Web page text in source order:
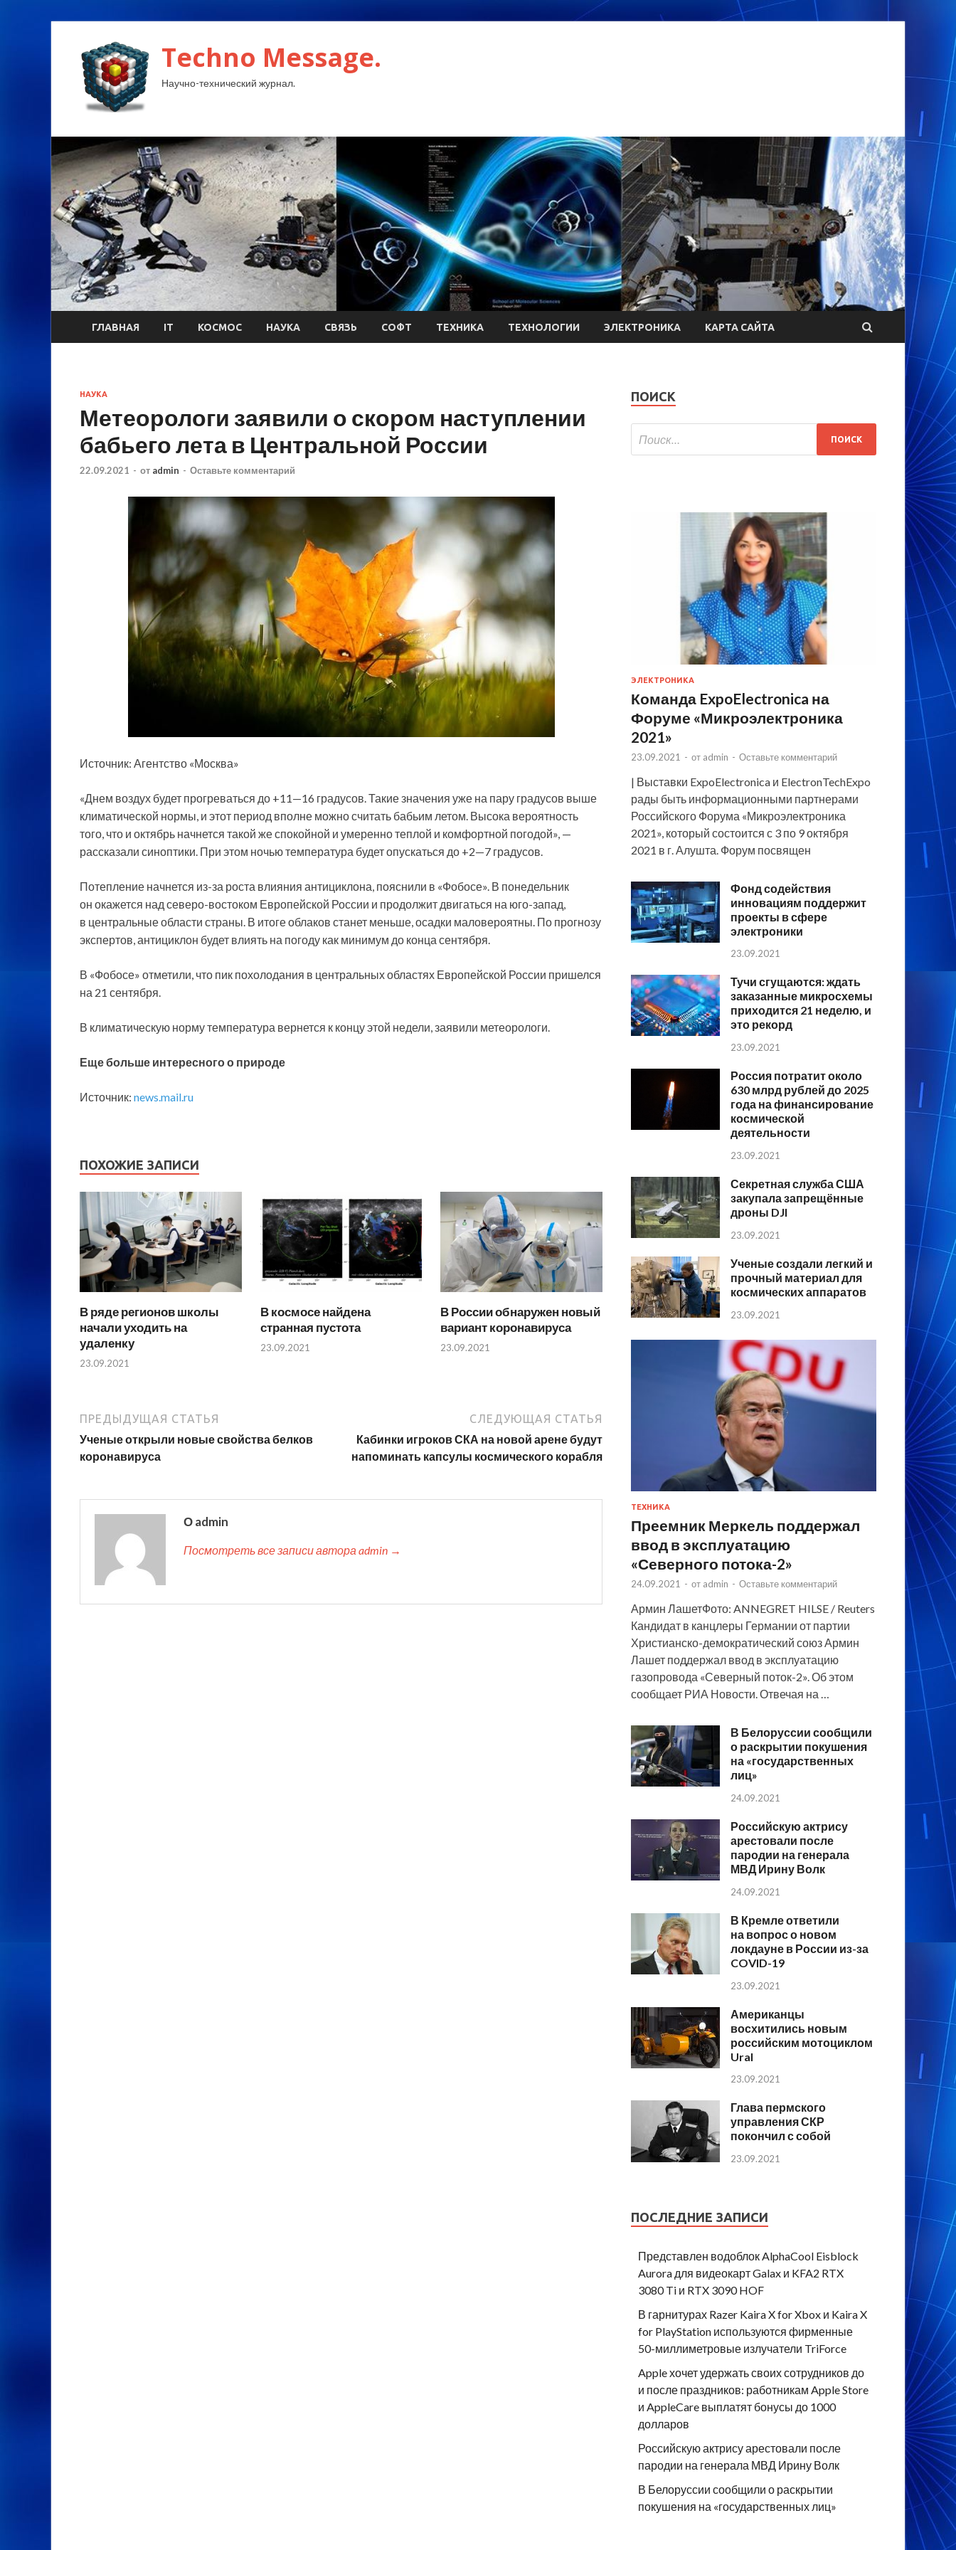
Techno Message.
Научно-технический журнал.
ГЛАВНАЯ IT КОСМОС НАУКА СВЯЗЬ СОФТ ТЕХНИКА ТЕХНОЛОГИИ ЭЛЕКТРОНИКА КАРТА САЙТА
НАУКА
Метеорологи заявили о скором наступлении
бабьего лета в Центральной России
22.09.2021 - от admin - Оставьте комментарий
Источник: Агентство «Москва»
«Днем воздух будет прогреваться до +11—16 градусов. Такие значения уже на пару градусов выше
климатической нормы, и этот период вполне можно считать бабьим летом. Высока вероятность
того, что и октябрь начнется такой же спокойной и умеренно теплой и комфортной погодой», —
рассказали синоптики. При этом ночью температура будет опускаться до +2—7 градусов.
Потепление начнется из-за роста влияния антициклона, пояснили в «Фобосе». В понедельник
он окажется над северо-востоком Европейской России и продолжит двигаться на юго-запад,
в центральные области страны. В итоге облаков станет меньше, осадки маловероятны. По прогнозу
экспертов, антициклон будет влиять на погоду как минимум до конца сентября.
В «Фобосе» отметили, что пик похолодания в центральных областях Европейской России пришелся
на 21 сентября.
В климатическую норму температура вернется к концу этой недели, заявили метеорологи.
Еще больше интересного о природе
Источник: news.mail.ru
ПОХОЖИЕ ЗАПИСИ
В ряде регионов школы
начали уходить на
удаленку
23.09.2021
В космосе найдена
странная пустота
23.09.2021
В России обнаружен новый
вариант коронавируса
23.09.2021
ПРЕДЫДУЩАЯ СТАТЬЯ
Ученые открыли новые свойства белков
коронавируса
СЛЕДУЮЩАЯ СТАТЬЯ
Кабинки игроков СКА на новой арене будут
напоминать капсулы космического корабля
О admin
Посмотреть все записи автора admin →
ПОИСК
ЭЛЕКТРОНИКА
Команда ExpoElectronica на
Форуме «Микроэлектроника
2021»
23.09.2021 - от admin - Оставьте комментарий
| Выставки ExpoElectronica и ElectronTechExpo
рады быть информационными партнерами
Российского Форума «Микроэлектроника
2021», который состоится с 3 по 9 октября
2021 в г. Алушта. Форум посвящен
Фонд содействия
инновациям поддержит
проекты в сфере
электроники
23.09.2021
Тучи сгущаются: ждать
заказанные микросхемы
приходится 21 неделю, и
это рекорд
23.09.2021
Россия потратит около
630 млрд рублей до 2025
года на финансирование
космической
деятельности
23.09.2021
Секретная служба США
закупала запрещённые
дроны DJI
23.09.2021
Ученые создали легкий и
прочный материал для
космических аппаратов
23.09.2021
ТЕХНИКА
Преемник Меркель поддержал
ввод в эксплуатацию
«Северного потока-2»
24.09.2021 - от admin - Оставьте комментарий
Армин ЛашетФото: ANNEGRET HILSE / Reuters
Кандидат в канцлеры Германии от партии
Христианско-демократический союз Армин
Лашет поддержал ввод в эксплуатацию
газопровода «Северный поток-2». Об этом
сообщает РИА Новости. Отвечая на …
В Белоруссии сообщили
о раскрытии покушения
на «государственных
лиц»
24.09.2021
Российскую актрису
арестовали после
пародии на генерала
МВД Ирину Волк
24.09.2021
В Кремле ответили
на вопрос о новом
локдауне в России из-за
COVID-19
23.09.2021
Американцы
восхитились новым
российским мотоциклом
Ural
23.09.2021
Глава пермского
управления СКР
покончил с собой
23.09.2021
ПОСЛЕДНИЕ ЗАПИСИ
Представлен водоблок AlphaCool Eisblock
Aurora для видеокарт Galax и KFA2 RTX
3080 Ti и RTX 3090 HOF
В гарнитурах Razer Kaira X for Xbox и Kaira X
for PlayStation используются фирменные
50-миллиметровые излучатели TriForce
Apple хочет удержать своих сотрудников до
и после праздников: работникам Apple Store
и AppleCare выплатят бонусы до 1000
долларов
Российскую актрису арестовали после
пародии на генерала МВД Ирину Волк
В Белоруссии сообщили о раскрытии
покушения на «государственных лиц»